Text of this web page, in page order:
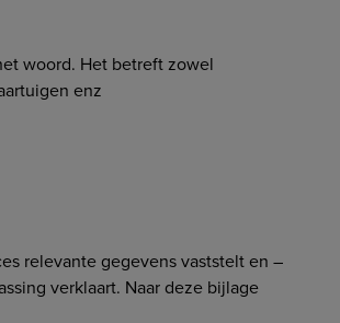
woord. Het betreft zowel
enz
relevante gegevens vaststelt en –
verklaart. Naar deze bijlage